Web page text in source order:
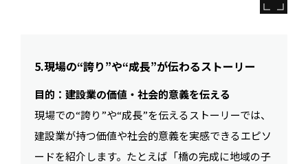
5.現場の“誇り”や“成長”が伝わるストーリー
目的：建設業の価値・社会的意義を伝える
現場での“誇り”や“成長”を伝えるストーリーでは、
建設業が持つ価値や社会的意義を実感できるエピソ
ードを紹介します。たとえば「橋の完成に地域の子